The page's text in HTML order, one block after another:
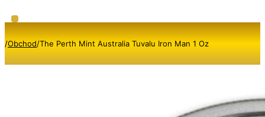
/Obchod/The Perth Mint Australia Tuvalu Iron Man 1 Oz